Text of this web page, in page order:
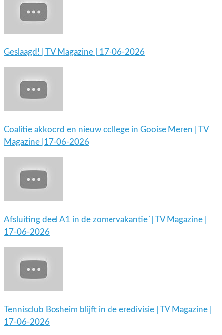
Geslaagd! | TV Magazine | 17-06-2026
Coalitie akkoord en nieuw college in Gooise Meren | TV
Magazine |17-06-2026
Afsluiting deel A1 in de zomervakantie`| TV Magazine |
17-06-2026
Tennisclub Bosheim blijft in de eredivisie | TV Magazine |
17-06-2026